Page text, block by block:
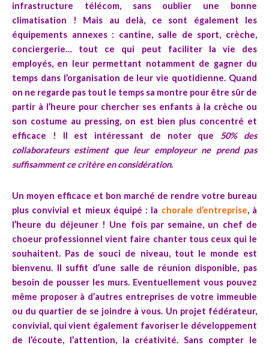
infrastructure télécom, sans oublier une bonne
climatisation ! Mais au delà, ce sont également les
équipements annexes : cantine, salle de sport, crèche,
conciergerie… tout ce qui peut faciliter la vie des
employés, en leur permettant notamment de gagner du
temps dans l’organisation de leur vie quotidienne. Quand
on ne regarde pas tout le temps sa montre pour être sûr de
partir à l’heure pour chercher ses enfants à la crèche ou
son costume au pressing, on est bien plus concentré et
efficace ! Il est intéressant de noter que 50% des
collaborateurs estiment que leur employeur ne prend pas
suffisamment ce critère en considération.
Un moyen efficace et bon marché de rendre votre bureau
plus convivial et mieux équipé : la chorale d’entreprise, à
l’heure du déjeuner ! Une fois par semaine, un chef de
choeur professionnel vient faire chanter tous ceux qui le
souhaitent. Pas de souci de niveau, tout le monde est
bienvenu. Il suffit d’une salle de réunion disponible, pas
besoin de pousser les murs. Eventuellement vous pouvez
même proposer à d’autres entreprises de votre immeuble
ou du quartier de se joindre à vous. Un projet fédérateur,
convivial, qui vient également favoriser le développement
de l’écoute, l’attention, la créativité. Sans compter le